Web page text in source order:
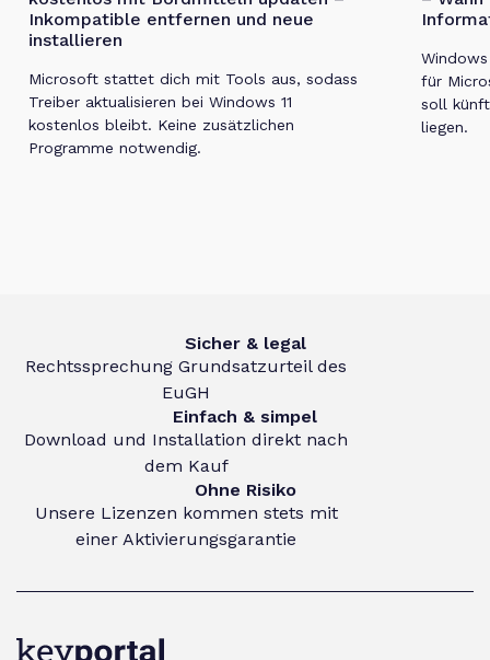
Inkompatible entfernen und neue
installieren
Microsoft stattet dich mit Tools aus, sodass
Treiber aktualisieren bei Windows 11
kostenlos bleibt. Keine zusätzlichen
Programme notwendig.
für
soll
liegen.
Sicher & legal
Rechtssprechung Grundsatzurteil des
EuGH
Einfach & simpel
Download und Installation direkt nach
dem Kauf
Ohne Risiko
Unsere Lizenzen kommen stets mit
einer Aktivierungsgarantie